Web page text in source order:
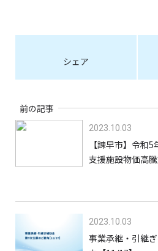
シェア
前の記事
2023.10.03
【諫早市】令和
支援施設物価高
2023.10.03
事業承継・引継